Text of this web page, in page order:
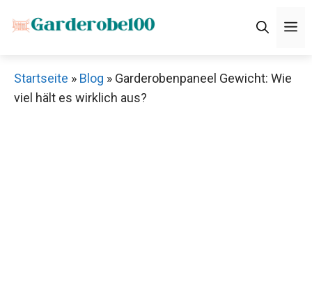
Inhalt
Startseite » Blog » Garderobenpaneel Gewicht: Wie
viel hält es wirklich aus?